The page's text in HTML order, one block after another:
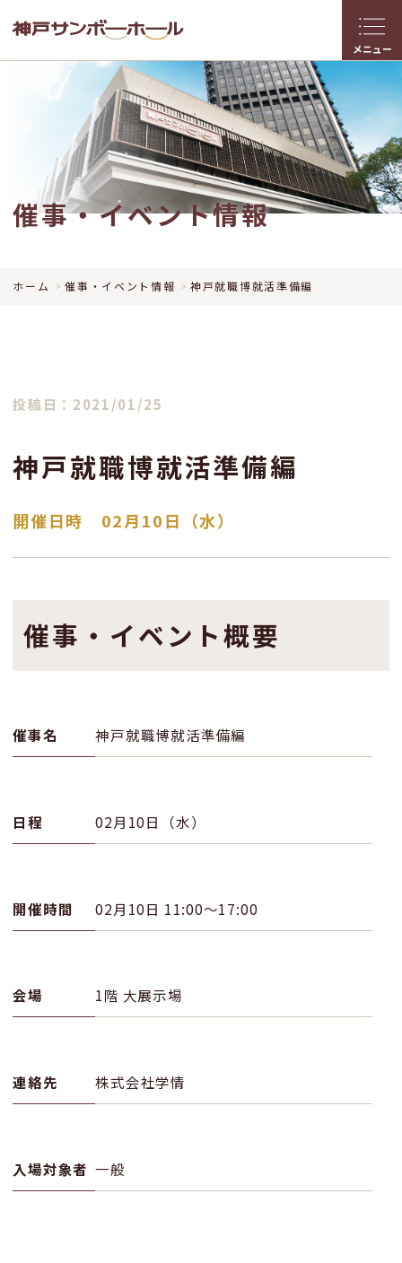
メニュー
催事・イベント情報
ホーム 催事・イベント情報 神戸就職博就活準備編
神戸就職博就活準備編
投稿日：2021/01/25
開催日時 02月10日（水）
催事・イベント概要
催事名 神戸就職博就活準備編
日程 02月10日（水）
開催時間 02月10日 11:00〜17:00
会場 1階 大展示場
連絡先 株式会社学情
入場対象者 一般